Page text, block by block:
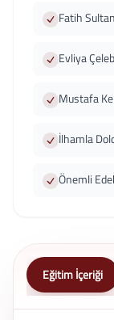
Fatih
Evliya
Mustafa
İlhamla
Önemli
Eğitim İçeriği